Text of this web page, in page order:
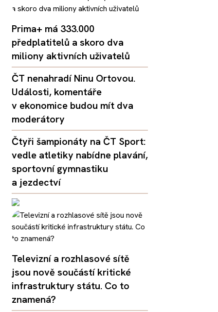
Prima+ má 333.000
předplatitelů a skoro dva
miliony aktivních uživatelů
ČT nenahradí Ninu Ortovou.
Události, komentáře
v ekonomice budou mít dva
moderátory
Čtyři šampionáty na ČT Sport:
vedle atletiky nabídne plavání,
sportovní gymnastiku
a jezdectví
Televizní a rozhlasové sítě
jsou nově součástí kritické
infrastruktury státu. Co to
znamená?